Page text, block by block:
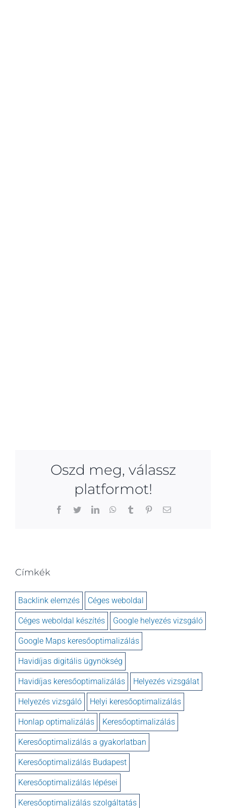
Oszd meg, válassz
platformot!
Facebook
TwitterLinkedInWhatsApp
Tumblr PinterestEmail:
Címkék
Backlink elemzés Céges weboldal
Céges weboldal készítés Google helyezés vizsgáló
Google Maps keresőoptimalizálás
Havidíjas digitális ügynökség
Havidíjas keresőoptimalizálás Helyezés vizsgálat
Helyezés vizsgáló Helyi keresőoptimalizálás
Honlap optimalizálás Keresőoptimalizálás
Keresőoptimalizálás a gyakorlatban
Keresőoptimalizálás Budapest
Keresőoptimalizálás lépései
Keresőoptimalizálás szolgáltatás